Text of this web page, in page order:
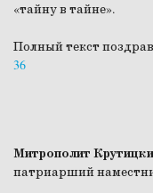
«тайну в тайне».
Полный текст
36
Митрополит
патриарший